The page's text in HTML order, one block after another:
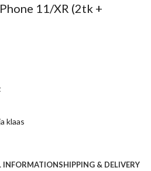
11/XR (2tk +
klaas
SHIPPING & DELIVERY